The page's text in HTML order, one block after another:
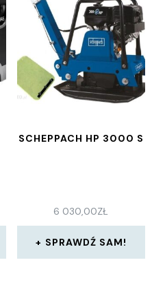
SCHEPPACH HP 3000 S
6 030,00ZŁ
SPRAWDŹ SAM!